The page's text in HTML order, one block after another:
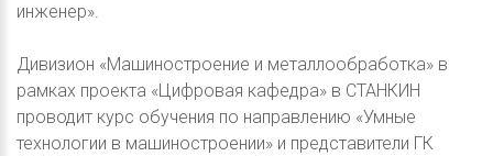
инженер».
Дивизион «Машиностроение и металлообработка» в
рамках проекта «Цифровая кафедра» в СТАНКИН
проводит курс обучения по направлению «Умные
технологии в машиностроении» и представители ГК